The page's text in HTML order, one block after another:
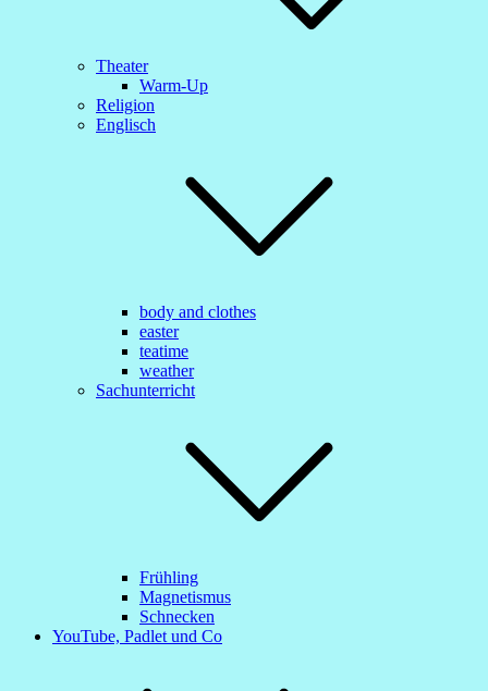
Theater
Warm-Up
Religion
Englisch
body and clothes
easter
teatime
weather
Sachunterricht
Frühling
Magnetismus
Schnecken
YouTube, Padlet und Co